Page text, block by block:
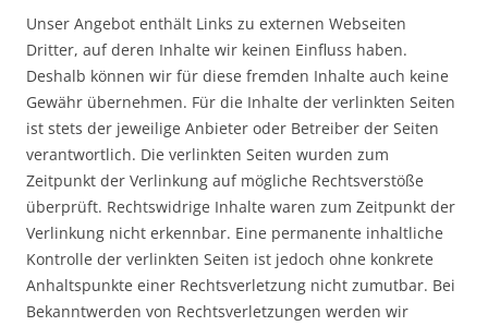
Unser Angebot enthält Links zu externen Webseiten
Dritter, auf deren Inhalte wir keinen Einfluss haben.
Deshalb können wir für diese fremden Inhalte auch keine
Gewähr übernehmen. Für die Inhalte der verlinkten Seiten
ist stets der jeweilige Anbieter oder Betreiber der Seiten
verantwortlich. Die verlinkten Seiten wurden zum
Zeitpunkt der Verlinkung auf mögliche Rechtsverstöße
überprüft. Rechtswidrige Inhalte waren zum Zeitpunkt der
Verlinkung nicht erkennbar. Eine permanente inhaltliche
Kontrolle der verlinkten Seiten ist jedoch ohne konkrete
Anhaltspunkte einer Rechtsverletzung nicht zumutbar. Bei
Bekanntwerden von Rechtsverletzungen werden wir